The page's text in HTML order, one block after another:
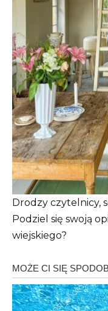
Drodzy czytelnicy,
Podziel się swoją
wiejskiego?